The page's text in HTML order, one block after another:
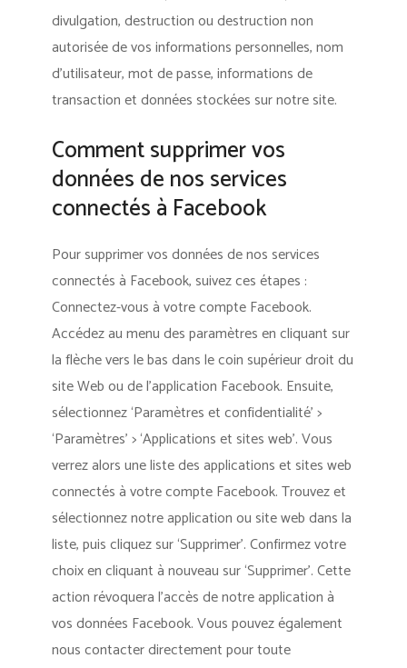
divulgation, destruction ou destruction non
autorisée de vos informations personnelles, nom
d’utilisateur, mot de passe, informations de
transaction et données stockées sur notre site.
Comment supprimer vos
données de nos services
connectés à Facebook
Pour supprimer vos données de nos services
connectés à Facebook, suivez ces étapes :
Connectez-vous à votre compte Facebook.
Accédez au menu des paramètres en cliquant sur
la flèche vers le bas dans le coin supérieur droit du
site Web ou de l’application Facebook. Ensuite,
sélectionnez ‘Paramètres et confidentialité’ >
‘Paramètres’ > ‘Applications et sites web’. Vous
verrez alors une liste des applications et sites web
connectés à votre compte Facebook. Trouvez et
sélectionnez notre application ou site web dans la
liste, puis cliquez sur ‘Supprimer’. Confirmez votre
choix en cliquant à nouveau sur ‘Supprimer’. Cette
action révoquera l’accès de notre application à
vos données Facebook. Vous pouvez également
nous contacter directement pour toute